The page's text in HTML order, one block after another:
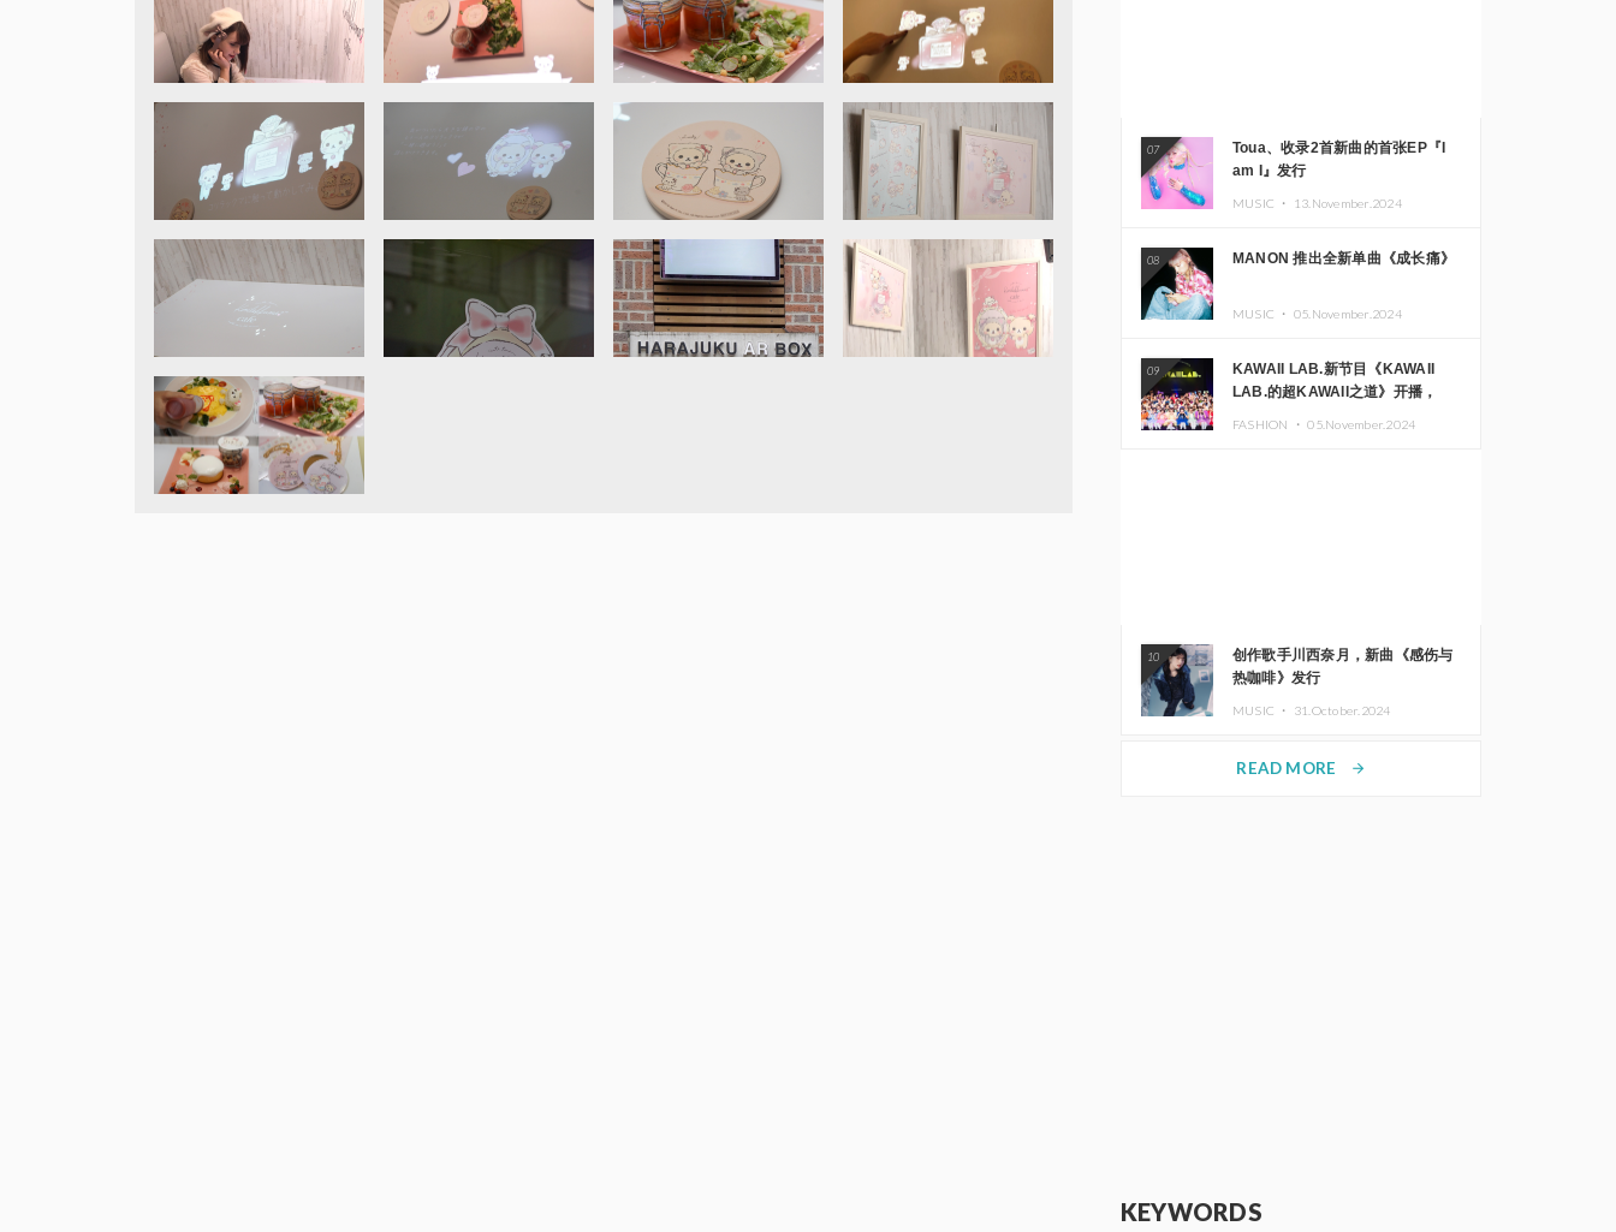
07
Toua、收录2首新曲的首张EP『I
am I』发行
MUSIC ・ 13.November.2024
08 MANON 推出全新单曲《成长痛》
MUSIC ・ 05.November.2024
09
KAWAII LAB.新节目《KAWAII
LAB.的超KAWAII之道》开播，
FASHION ・05.November.2024
10
创作歌手川西奈月，新曲《感伤与
热咖啡》发行
MUSIC ・ 31.October.2024
READ MORE arrow_forward
KEYWORDS